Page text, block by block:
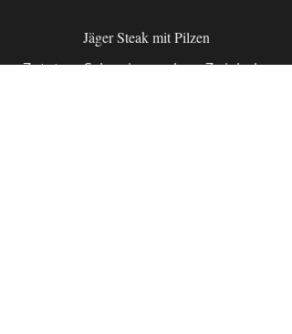
Jäger Steak mit Pilzen
Zutaten: Schweinenacken, Zwiebeln,